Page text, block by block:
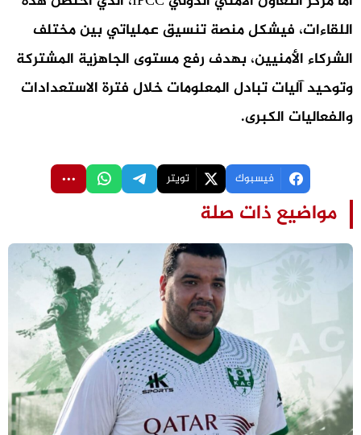
اللقاءات، فيشكل منصة تنسيق عملياتي بين مختلف
الشركاء الأمنيين، بهدف رفع مستوى الجاهزية المشتركة
وتوحيد آليات تبادل المعلومات خلال فترة الاستعدادات
والفعاليات الكبرى.
فيسبوك تويتر
مواضيع ذات صلة